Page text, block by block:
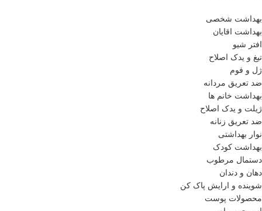
بهداشت شخصی
بهداشت اقایان
افتر شیو
تیغ و یدک اصلاح
ژل و فوم
ضد تعریق مردانه
بهداشت خانم ها
ژیلت و یدک اصلاح
ضد تعریق زنانه
نوار بهداشتی
بهداشت کودک
دستمال مرطوب
دهان و دندان
شوینده و ارایش پاک کن
محصولات پوست